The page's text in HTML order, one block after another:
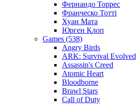
Фернандо Торрес
Франческо Тотті
Хуан Мата
Юрген Клоп
Games (538)
Angry Birds
ARK: Survival Evolved
Assassin's Creed
Atomic Heart
Bloodborne
Brawl Stars
Call of Duty